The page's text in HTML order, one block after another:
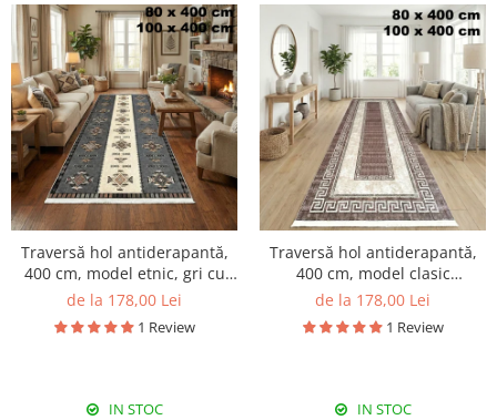
Traversă hol antiderapantă,
400 cm, model etnic, gri cu
bej
de la 178,00 Lei
1 Review
IN STOC
Traversă hol antiderapantă,
400 cm, model clasic
geometric, bej-maro
de la 178,00 Lei
1 Review
IN STOC